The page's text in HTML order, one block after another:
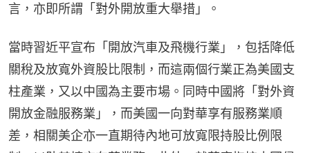
言，亦即所謂「對外開放重大舉措」。
當時習近平宣布「開放汽車及飛機行業」，包括降低
關稅及放寬外資股比限制，而這兩個行業正為美國支
柱產業，又以中國為主要市場。同時中國將「對外資
開放金融服務業」，而美國一向對華享有服務業順
差，相關美企亦一直期待內地可放寬限持股比例限